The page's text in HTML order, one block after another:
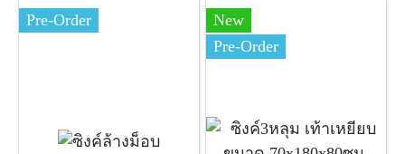
Pre-Order
New
Pre-Order